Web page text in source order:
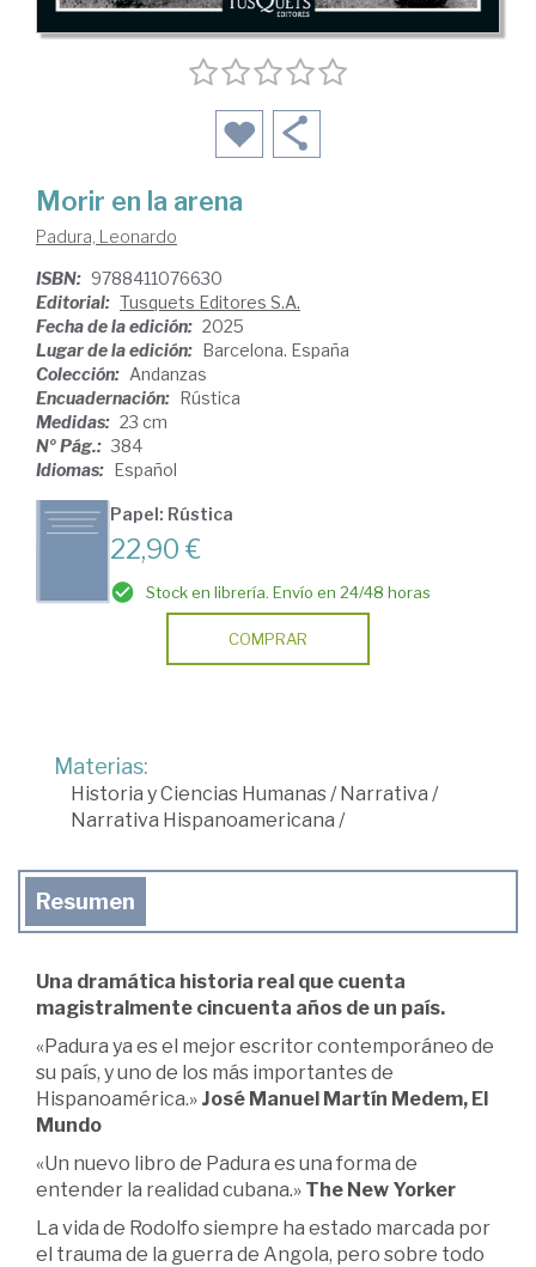
Morir en la arena
Padura, Leonardo
ISBN: 9788411076630
Editorial: Tusquets Editores S.A.
Fecha de la edición: 2025
Lugar de la edición: Barcelona. España
Colección: Andanzas
Encuadernación: Rústica
Medidas: 23 cm
Nº Pág.: 384
Idiomas: Español
Papel: Rústica
22,90 €
Stock en librería. Envío en 24/48 horas
COMPRAR
Materias:
Historia y Ciencias Humanas/Narrativa /
Narrativa Hispanoamericana /
Resumen
Una dramática historia real que cuenta
magistralmente cincuenta años de un país.
«Padura ya es el mejor escritor contemporáneo de
su país, y uno de los más importantes de
Hispanoamérica.» José Manuel Martín Medem, El
Mundo
«Un nuevo libro de Padura es una forma de
entender la realidad cubana.» The New Yorker
La vida de Rodolfo siempre ha estado marcada por
el trauma de la guerra de Angola, pero sobre todo